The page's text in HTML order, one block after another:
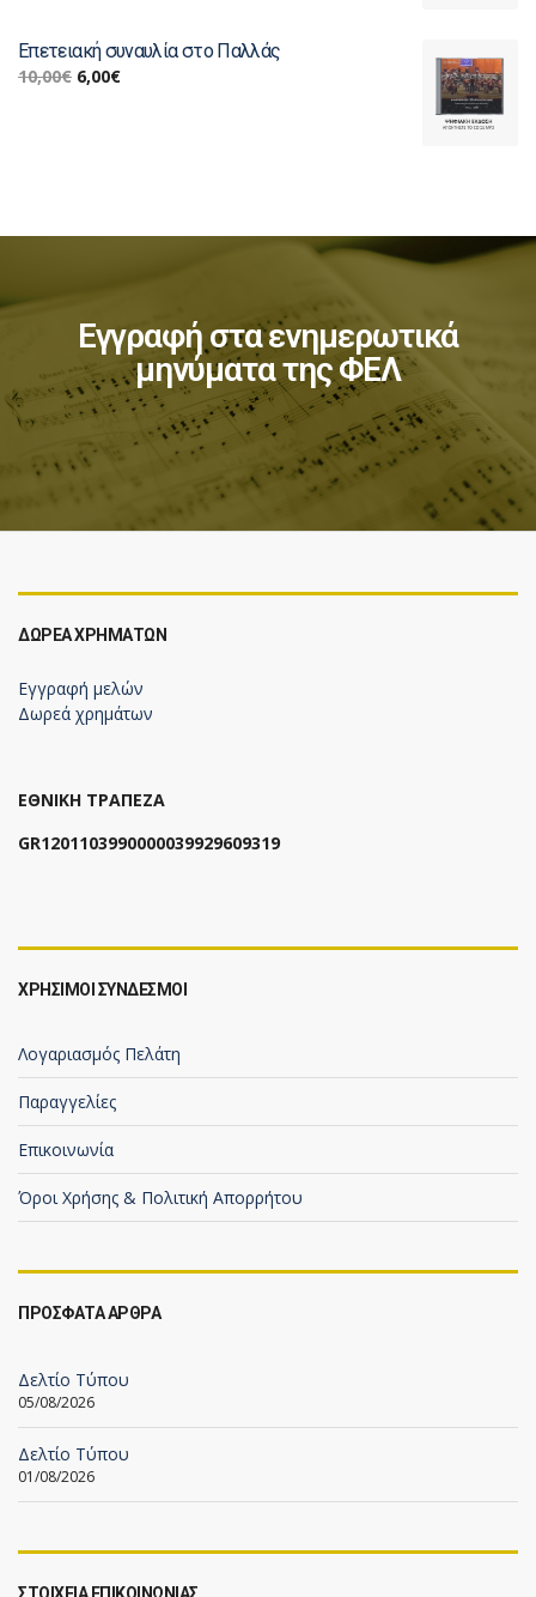
Επετειακή συναυλία στο Παλλάς
10,00€ 6,00€
Εγγραφή στα ενημερωτικά
μηνύματα της ΦΕΛ
ΔΩΡΕΆ ΧΡΗΜΆΤΩΝ
Εγγραφή μελών
Δωρεά χρημάτων
ΕΘΝΙΚΗ ΤΡΑΠΕΖΑ
GR1201103990000039929609319
ΧΡΗΣΙΜΟΙ ΣΥΝΔΕΣΜΟΙ
Λογαριασμός Πελάτη
Παραγγελίες
Επικοινωνία
Όροι Χρήσης & Πολιτική Απορρήτου
ΠΡΟΣΦΑΤΑ ΑΡΘΡΑ
Δελτίο Τύπου
05/08/2026
Δελτίο Τύπου
01/08/2026
ΣΤΟΙΧΕΙΑ ΕΠΙΚΟΙΝΩΝΙΑΣ